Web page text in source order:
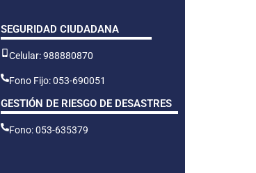
SEGURIDAD CIUDADANA
Celular: 988880870
Fono Fijo: 053-690051
GESTIÓN DE RIESGO DE DESASTRES
Fono: 053-635379